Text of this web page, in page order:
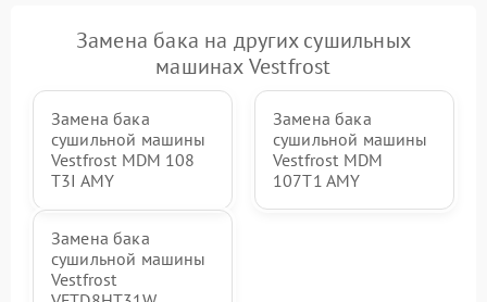
Замена бака на других сушильных
машинах Vestfrost
Замена бака
сушильной машины
Vestfrost MDM 108
T3I AMY
Замена бака
сушильной машины
Vestfrost MDM
107T1 AMY
Замена бака
сушильной машины
Vestfrost